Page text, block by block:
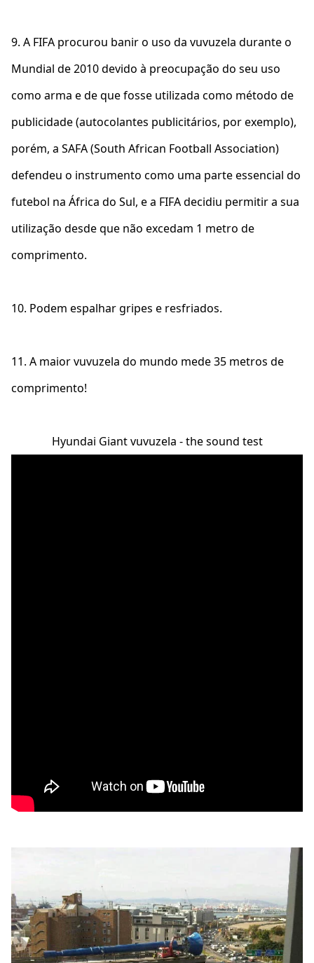
9. A FIFA procurou banir o uso da vuvuzela durante o
Mundial de 2010 devido à preocupação do seu uso
como arma e de que fosse utilizada como método de
publicidade (autocolantes publicitários, por exemplo),
porém, a SAFA (South African Football Association)
defendeu o instrumento como uma parte essencial do
futebol na África do Sul, e a FIFA decidiu permitir a sua
utilização desde que não excedam 1 metro de
comprimento.
10. Podem espalhar gripes e resfriados.
11. A maior vuvuzela do mundo mede 35 metros de
comprimento!
Hyundai Giant vuvuzela - the sound test